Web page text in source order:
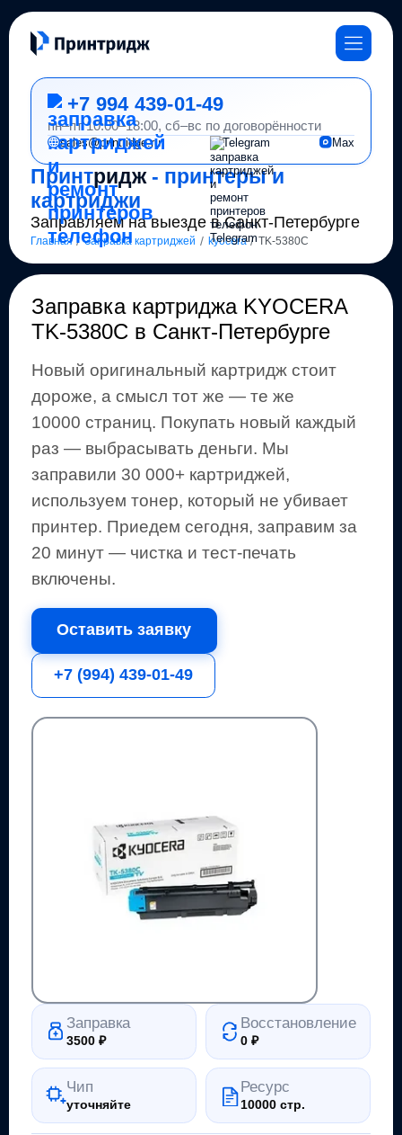
Принтридж- принтеры и
картриджи
Заправляем на выезде в Санкт-Петербурге
Главная / Заправка картриджей / kyocera / TK-5380C
+7 994 439-01-49
пн–пт 10:00–18:00, сб–вс по договорённости
sales@printridge.ru Telegram Max
Заправка картриджа KYOCERA
TK-5380C в Санкт-Петербурге
Новый оригинальный картридж стоит
дороже, а смысл тот же — те же
10000 страниц. Покупать новый каждый
раз — выбрасывать деньги. Мы
заправили 30 000+ картриджей,
используем тонер, который не убивает
принтер. Приедем сегодня, заправим за
20 минут — чистка и тест-печать
включены.
Оставить заявку
+7 (994) 439-01-49
Заправка
3500₽
Восстановление
0₽
Чип
уточняйте
Ресурс
10000 стр.